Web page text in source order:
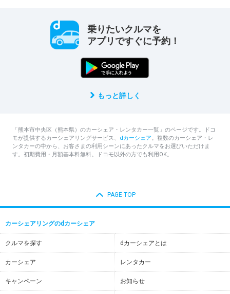
乗りたいクルマを
アプリですぐに予約！
もっと詳しく
「熊本市中央区（熊本県）のカーシェア・レンタカー一覧」のページです。ドコ
モが提供するカーシェアリングサービス、 dカーシェア。複数のカーシェア・レ
ンタカーの中から、お客さまの利用シーンにあったクルマをお選びいただけま
す。初期費用・月額基本料無料。ドコモ以外の方でも利用OK。
PAGE TOP
カーシェアリングのdカーシェア
クルマを探す dカーシェアとは
カーシェア レンタカー
キャンペーン お知らせ